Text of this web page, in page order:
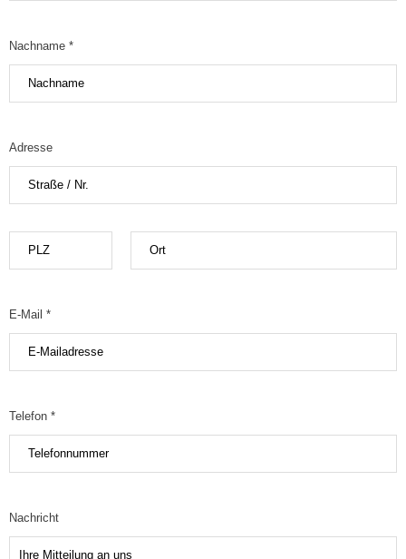
Nachname *
Adresse
E-Mail *
Telefon *
Nachricht